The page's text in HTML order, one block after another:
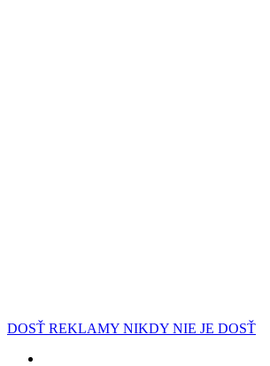
DOSŤ REKLAMY NIKDY NIE JE DOSŤ